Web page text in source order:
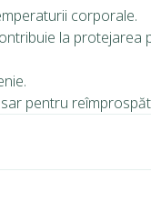
corporale.
la protejarea
pentru